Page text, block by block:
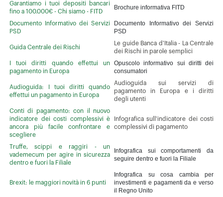
Garantiamo i tuoi depositi bancari
fino a 100.000€ - Chi siamo - FITD
Brochure informativa FITD
Documento Informativo dei Servizi
PSD
Documento Informativo dei Servizi
PSD
Guida Centrale dei Rischi
Le guide Banca d'Italia - La Centrale
dei Rischi in parole semplici
I tuoi diritti quando effettui un
pagamento in Europa
Opuscolo informativo sui diritti dei
consumatori
Audioguida: I tuoi diritti quando
effettui un pagamento in Europa
Audioguida sui servizi di
pagamento in Europa e i diritti
degli utenti
Conti di pagamento: con il nuovo
indicatore dei costi complessivi è
ancora più facile confrontare e
scegliere
Infografica sull'indicatore dei costi
complessivi di pagamento
Truffe, scippi e raggiri - un
vademecum per agire in sicurezza
dentro e fuori la Filiale
Infografica sui comportamenti da
seguire dentro e fuori la Filiale
Brexit: le maggiori novità in 6 punti
Infografica su cosa cambia per
investimenti e pagamenti da e verso
il Regno Unito